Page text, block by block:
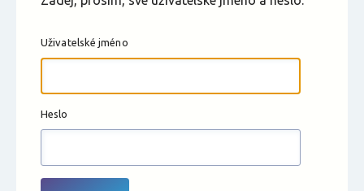
Uživatelské jméno
Heslo